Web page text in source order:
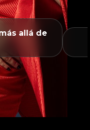
allá de